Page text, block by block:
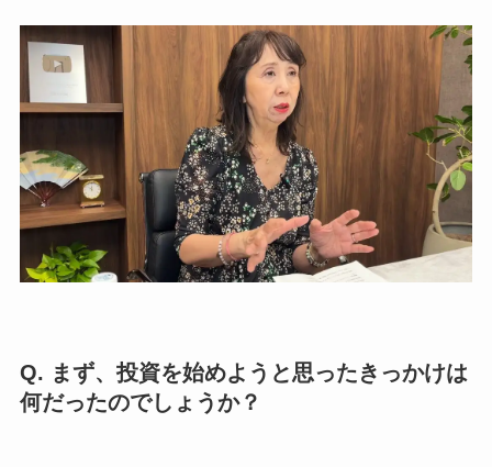
Q. まず、投資を始めようと思ったきっかけは
何だったのでしょうか？